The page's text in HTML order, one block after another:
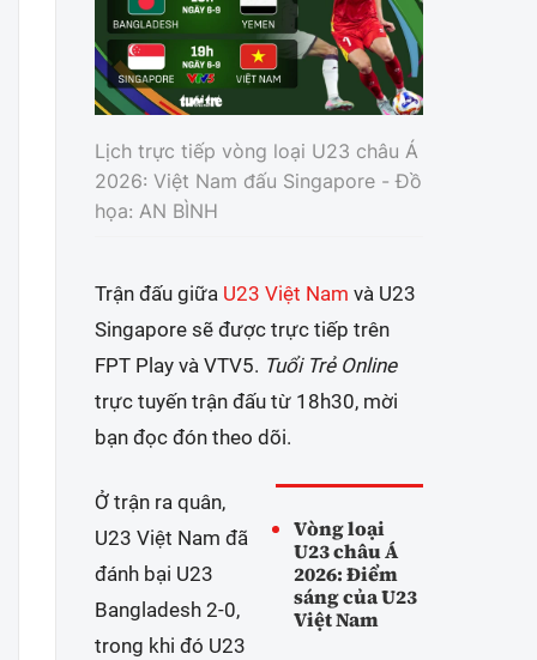
Lịch trực tiếp vòng loại U23 châu Á
2026: Việt Nam đấu Singapore - Đồ
họa: AN BÌNH
Trận đấu giữa U23 Việt Nam và U23
Singapore sẽ được trực tiếp trên
FPT Play và VTV5. Tuổi Trẻ Online
trực tuyến trận đấu từ 18h30, mời
bạn đọc đón theo dõi.
Vòng loại
U23 châu Á
2026: Điểm
sáng của U23
Việt Nam
Ở trận ra quân,
U23 Việt Nam đã
đánh bại U23
Bangladesh 2-0,
trong khi đó U23